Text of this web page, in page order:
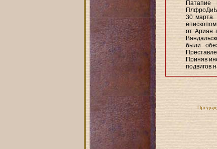
30
от Ариан
были
Приняв
подвигов